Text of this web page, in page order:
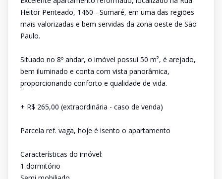
Heitor Penteado, 1460 - Sumaré, em uma das regiões
mais valorizadas e bem servidas da zona oeste de São
Paulo.
Situado no 8º andar, o imóvel possui 50 m², é arejado,
bem iluminado e conta com vista panorâmica,
proporcionando conforto e qualidade de vida.
+ R$ 265,00 (extraordinária - caso de venda)
Parcela ref. vaga, hoje é isento o apartamento
Características do imóvel:
1 dormitório